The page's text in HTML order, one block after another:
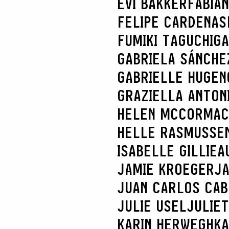
FELIPE CARDENAS
FUMIKI TAGUCHI
GABRIELA
GABRIELLE
GRAZIELLA
HELEN
HELLE
ISABELLE
JAMIE KROEGER
JUAN CARLOS
JULIE USEL
KARIN HERWEGH